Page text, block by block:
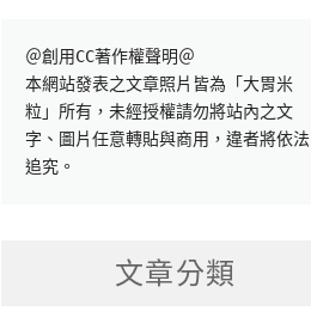
＠創用CC著作權聲明＠
本網站發表之文章照片皆為「大胃米
粒」所有，未經授權請勿將站內之文
字、圖片任意轉貼與商用，違者將依法
追究。
文章分類